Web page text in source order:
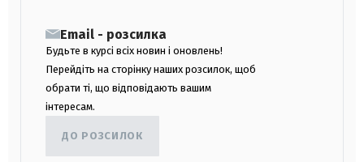
Email - розсилка
Будьте в курсі всіх новин і оновлень!
Перейдіть на сторінку наших розсилок, щоб
обрати ті, що відповідають вашим
інтересам.
ДО РОЗСИЛОК